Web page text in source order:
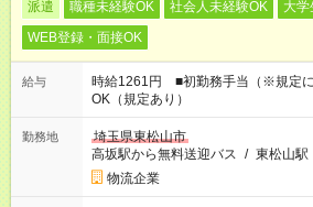
派遣 職種未経験OK 社会人未経験OK 大学
WEB登録・面接OK
給与
時給1261円 ■初勤務手当（※規定
OK（規定あり）
勤務地
埼玉県東松山市
高坂駅から無料送迎バス / 東松山駅
物流企業